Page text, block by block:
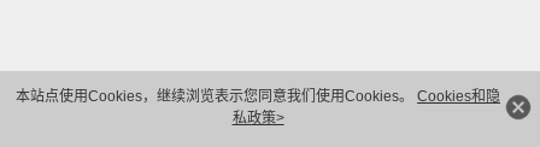
本站点使用Cookies，继续浏览表示您同意我们使用Cookies。 Cookies和隐
私政策>